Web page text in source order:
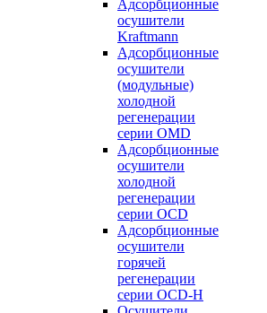
Адсорбционные
осушители
Kraftmann
Адсорбционные
осушители
(модульные)
холодной
регенерации
серии OMD
Адсорбционные
осушители
холодной
регенерации
серии OCD
Адсорбционные
осушители
горячей
регенерации
серии OСD-H